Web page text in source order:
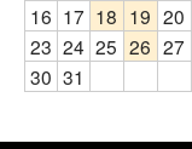
16 17 18 19 20
23 24 25 26 27
30 31